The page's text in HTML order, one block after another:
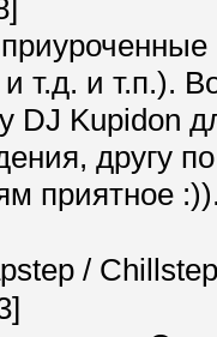
т.д. и т.п.).
DJ Kupidon
другу
приятное
/